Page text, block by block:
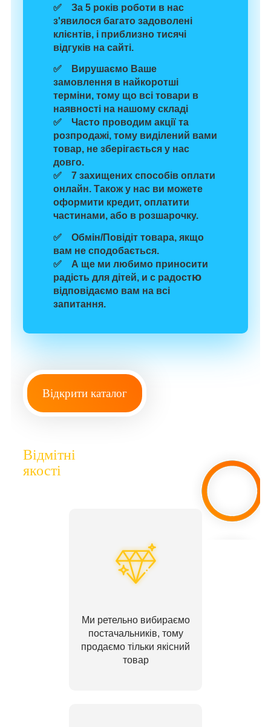
✅ За 5 років роботи в нас
з'явилося багато задоволені
клієнтів, і приблизно тисячі
відгуків на сайті.
✅ Вирушаємо Ваше
замовлення в найкоротші
терміни, тому що всі товари в
наявності на нашому складі
✅ Часто проводим акції та
розпродажі, тому виділений вами
товар, не зберігається у нас
довго.
✅ 7 захищених способів оплати
онлайн. Також у нас ви можете
оформити кредит, оплатити
частинами, або в розшарочку.
✅ Обмін/Повідіт товара, якщо
вам не сподобається.
✅ А ще ми любимо приносити
радість для дітей, и с радостю
відповідаємо вам на всі
запитання.
Відкрити каталог
Відмітні
якості
Ми ретельно вибираємо
постачальників, тому
продаємо тільки якісний
товар